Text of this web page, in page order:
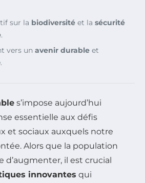
sur la biodiversité et la sécurité
.
vers un avenir durable et
s’impose aujourd’hui
essentielle aux défis
et sociaux auxquels notre
Alors que la population
d’augmenter, il est crucial
innovantes qui